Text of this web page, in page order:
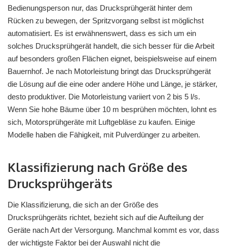
Bedienungsperson nur, das Drucksprühgerät hinter dem
Rücken zu bewegen, der Spritzvorgang selbst ist möglichst
automatisiert. Es ist erwähnenswert, dass es sich um ein
solches Drucksprühgerät handelt, die sich besser für die Arbeit
auf besonders großen Flächen eignet, beispielsweise auf einem
Bauernhof. Je nach Motorleistung bringt das Drucksprühgerät
die Lösung auf die eine oder andere Höhe und Länge, je stärker,
desto produktiver. Die Motorleistung variiert von 2 bis 5 l/s.
Wenn Sie hohe Bäume über 10 m besprühen möchten, lohnt es
sich, Motorsprühgeräte mit Luftgebläse zu kaufen. Einige
Modelle haben die Fähigkeit, mit Pulverdünger zu arbeiten.
Klassifizierung nach Größe des
Drucksprühgeräts
Die Klassifizierung, die sich an der Größe des
Drucksprühgeräts richtet, bezieht sich auf die Aufteilung der
Geräte nach Art der Versorgung. Manchmal kommt es vor, dass
der wichtigste Faktor bei der Auswahl nicht die